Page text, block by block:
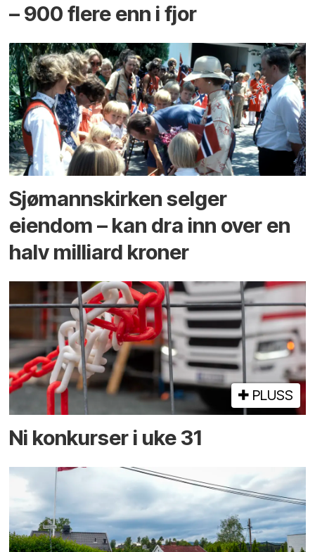
– 900 flere enn i fjor
Sjømannskirken selger
eiendom – kan dra inn over en
halv milliard kroner
PLUSS
Ni konkurser i uke 31